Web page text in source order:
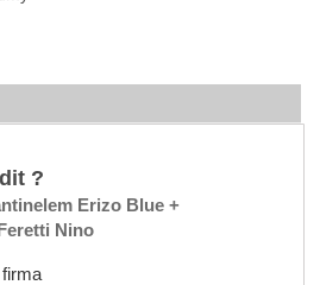
?
Erizo Blue +
Nino